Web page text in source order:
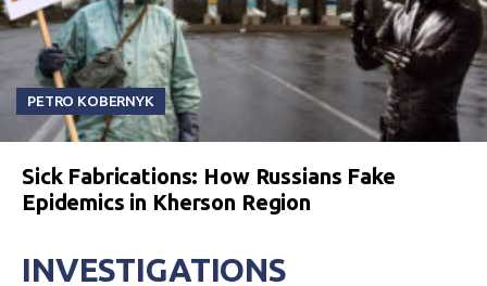
PETRO KOBERNYK
Sick Fabrications: How Russians Fake
Epidemics in Kherson Region
INVESTIGATIONS